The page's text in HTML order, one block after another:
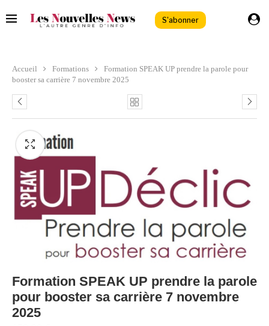
S'abonner
Accueil Formations
Formation SPEAK UP prendre la parole pour
booster sa carrière 7 novembre 2025
Formation SPEAK UP prendre la parole
pour booster sa carrière 7 novembre
2025